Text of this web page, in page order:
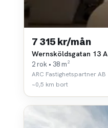
7 315 kr/mån
Wernsköldsgatan 13 A
2 rok • 38 m²
ARC Fastighetspartner AB
~0,5 km bort